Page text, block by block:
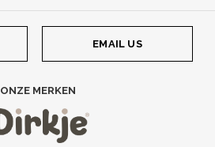
EMAIL US
ONZE MERKEN